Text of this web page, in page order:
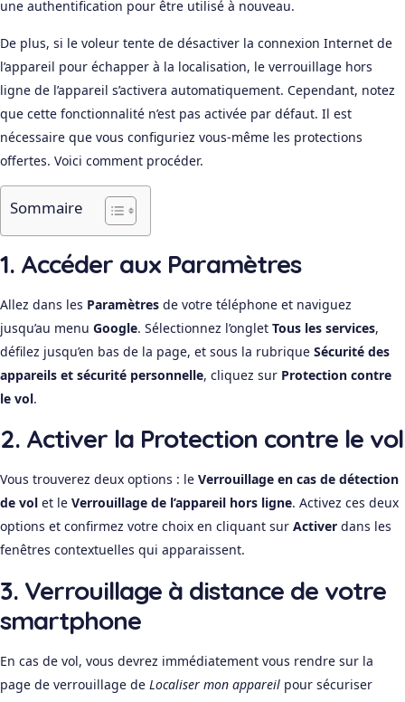
une authentification pour être utilisé à nouveau.
De plus, si le voleur tente de désactiver la connexion Internet de
l’appareil pour échapper à la localisation, le verrouillage hors
ligne de l’appareil s’activera automatiquement. Cependant, notez
que cette fonctionnalité n’est pas activée par défaut. Il est
nécessaire que vous configuriez vous-même les protections
offertes. Voici comment procéder.
Sommaire
1. Accéder aux Paramètres
Allez dans les Paramètres de votre téléphone et naviguez
jusqu’au menu Google. Sélectionnez l’onglet Tous les services,
défilez jusqu’en bas de la page, et sous la rubrique Sécurité des
appareils et sécurité personnelle, cliquez sur Protection contre
le vol.
2. Activer la Protection contre le vol
Vous trouverez deux options : le Verrouillage en cas de détection
de vol et le Verrouillage de l’appareil hors ligne. Activez ces deux
options et confirmez votre choix en cliquant sur Activer dans les
fenêtres contextuelles qui apparaissent.
3. Verrouillage à distance de votre
smartphone
En cas de vol, vous devrez immédiatement vous rendre sur la
page de verrouillage de Localiser mon appareil pour sécuriser